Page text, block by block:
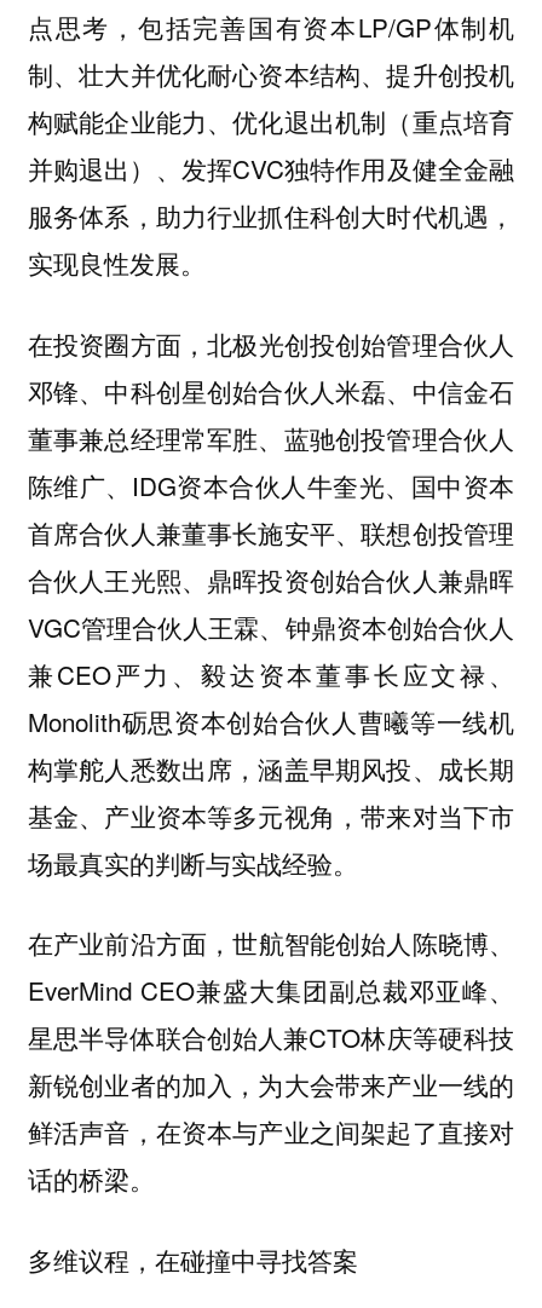
点思考，包括完善国有资本LP/GP体制机
制、壮大并优化耐心资本结构、提升创投机
构赋能企业能力、优化退出机制（重点培育
并购退出）、发挥CVC独特作用及健全金融
服务体系，助力行业抓住科创大时代机遇，
实现良性发展。
在投资圈方面 ，北极光创投创始管理合伙人
邓锋、中科创星创始合伙人米磊、中信金石
董事兼总经理常军胜、蓝驰创投管理合伙人
陈维广、IDG资本合伙人牛奎光、国中资本
首席合伙人兼董事长施安平、联想创投管理
合伙人王光熙、鼎晖投资创始合伙人兼鼎晖
VGC管理合伙人王霖、钟鼎资本创始合伙人
兼CEO严力、毅达资本董事长应文禄、
Monolith砺思资本创始合伙人曹曦等一线机
构掌舵人悉数出席，涵盖早期风投、成长期
基金、产业资本等多元视角，带来对当下市
场最真实的判断与实战经验。
在产业前沿方面 ，世航智能创始人陈晓博、
EverMind CEO兼盛大集团副总裁邓亚峰、
星思半导体联合创始人兼CTO林庆等硬科技
新锐创业者的加入，为大会带来产业一线的
鲜活声音，在资本与产业之间架起了直接对
话的桥梁。
多维议程，在碰撞中寻找答案